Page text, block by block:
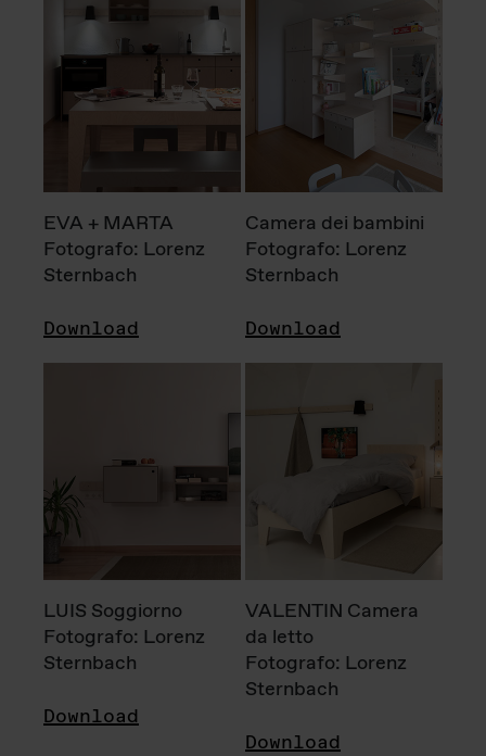
EVA + MARTA
Fotografo: Lorenz
Sternbach
Download
Camera dei bambini
Fotografo: Lorenz
Sternbach
Download
LUIS Soggiorno
Fotografo: Lorenz
Sternbach
Download
VALENTIN Camera
da letto
Fotografo: Lorenz
Sternbach
Download